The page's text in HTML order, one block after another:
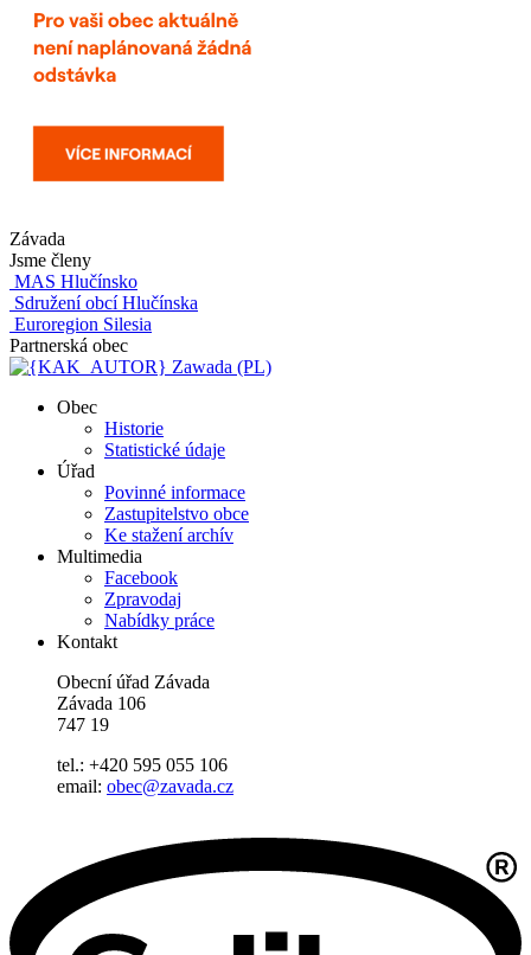
Závada
Jsme členy
MAS Hlučínsko
Sdružení obcí Hlučínska
Euroregion Silesia
Partnerská obec
Zawada (PL)
Obec
Historie
Statistické údaje
Úřad
Povinné informace
Zastupitelstvo obce
Ke stažení archív
Multimedia
Facebook
Zpravodaj
Nabídky práce
Kontakt
Obecní úřad Závada
Závada 106
747 19
tel.: +420 595 055 106
email: obec@zavada.cz